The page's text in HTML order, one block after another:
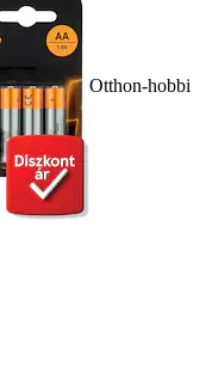
Otthon-hobbi